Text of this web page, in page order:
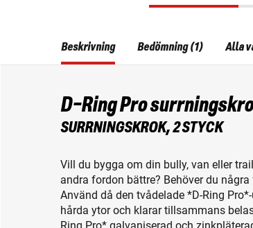
Beskrivning
D-Ring Pro
SURRNINGSKROK, 2 STYCK
Vill du bygga om din bully, van eller
andra fordon bättre? Behöver du
Använd då den tvådelade *D-Ring
hårda ytor och klarar tillsammans
Ring Pro* galvaniserad och
Bedömning (1) Alla